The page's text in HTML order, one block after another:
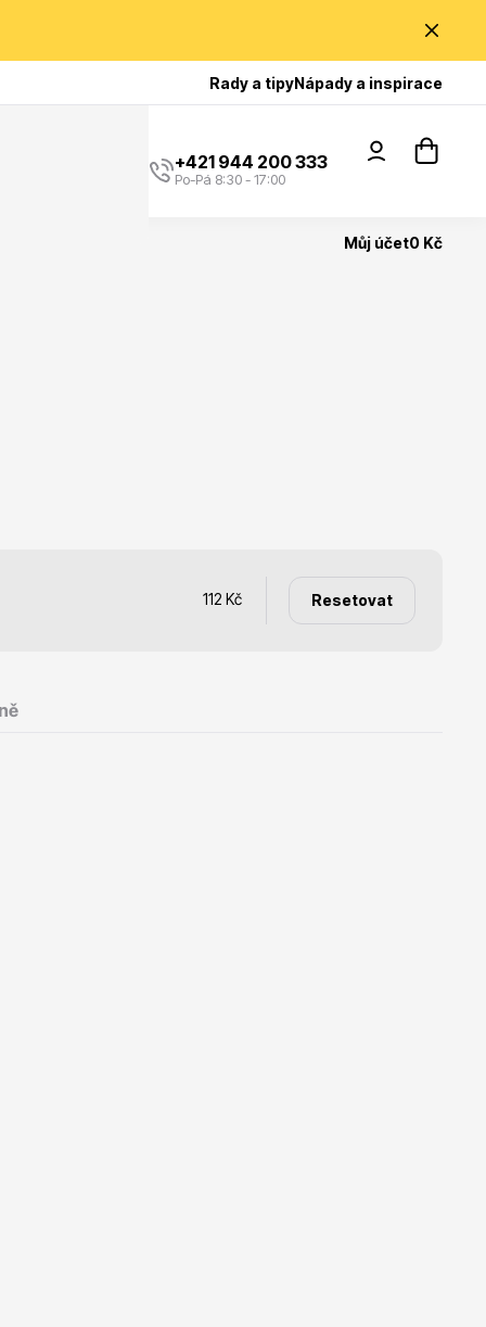
Rady a tipyNápady a inspirace
Poradíme Vám?
+421 944 200 333
Po-Pá 8:30 - 17:00
Můj účet0 Kč
112 Kč Resetovat